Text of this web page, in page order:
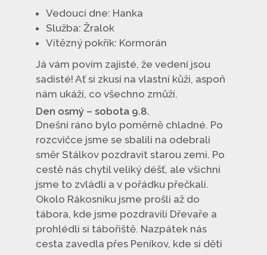
Vedoucí dne: Hanka
Služba: Žralok
Vítězný pokřik: Kormorán
Já vám povím zajisté, že vedení jsou
sadisté! Ať si zkusí na vlastní kůži, aspoň
nám ukáží, co všechno zmůží.
Den osmý – sobota 9.8.
Dnešní ráno bylo poměrně chladné. Po
rozcvičce jsme se sbalili na odebrali
směr Stálkov pozdravit starou zemi. Po
cestě nás chytil veliký déšť, ale všichni
jsme to zvládli a v pořádku přečkali.
Okolo Rákosníku jsme prošli až do
tábora, kde jsme pozdravili Dřevaře a
prohlédli si tábořiště. Nazpátek nás
cesta zavedla přes Peníkov, kde si děti